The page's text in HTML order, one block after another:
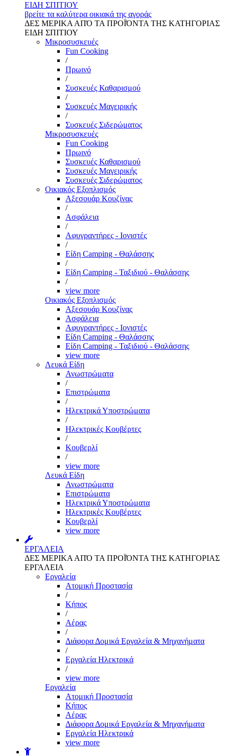
ΕΙΔΗ ΣΠΙΤΙΟΥ
βρείτε τα καλύτερα οικιακά της αγοράς
ΔΕΣ ΜΕΡΙΚΑ ΑΠΌ ΤΑ ΠΡΟΪΌΝΤΑ ΤΗΣ ΚΑΤΗΓΟΡΙΑΣ
ΕΙΔΗ ΣΠΙΤΙΟΥ
Μικροσυσκευές
Fun Cooking
/
Πρωινό
/
Συσκευές Καθαρισμού
/
Συσκευές Μαγειρικής
/
Συσκευές Σιδερώματος
Μικροσυσκευές
Fun Cooking
Πρωινό
Συσκευές Καθαρισμού
Συσκευές Μαγειρικής
Συσκευές Σιδερώματος
Οικιακός Εξοπλισμός
Αξεσουάρ Κουζίνας
/
Ασφάλεια
/
Αφυγραντήρες - Ιονιστές
/
Είδη Camping - Θαλάσσης
/
Είδη Camping - Ταξιδιού - Θαλάσσης
/
view more
Οικιακός Εξοπλισμός
Αξεσουάρ Κουζίνας
Ασφάλεια
Αφυγραντήρες - Ιονιστές
Είδη Camping - Θαλάσσης
Είδη Camping - Ταξιδιού - Θαλάσσης
view more
Λευκά Είδη
Ανωστρώματα
/
Επιστρώματα
/
Ηλεκτρικά Υποστρώματα
/
Ηλεκτρικές Κουβέρτες
/
Κουβερλί
/
view more
Λευκά Είδη
Ανωστρώματα
Επιστρώματα
Ηλεκτρικά Υποστρώματα
Ηλεκτρικές Κουβέρτες
Κουβερλί
view more
ΕΡΓΑΛΕΙΑ
ΔΕΣ ΜΕΡΙΚΑ ΑΠΌ ΤΑ ΠΡΟΪΌΝΤΑ ΤΗΣ ΚΑΤΗΓΟΡΙΑΣ
ΕΡΓΑΛΕΙΑ
Εργαλεία
Aτομική Προστασία
/
Kήπος
/
Αέρας
/
Διάφορα Δομικά Εργαλεία & Μηχανήματα
/
Εργαλεία Ηλεκτρικά
/
view more
Εργαλεία
Aτομική Προστασία
Kήπος
Αέρας
Διάφορα Δομικά Εργαλεία & Μηχανήματα
Εργαλεία Ηλεκτρικά
view more